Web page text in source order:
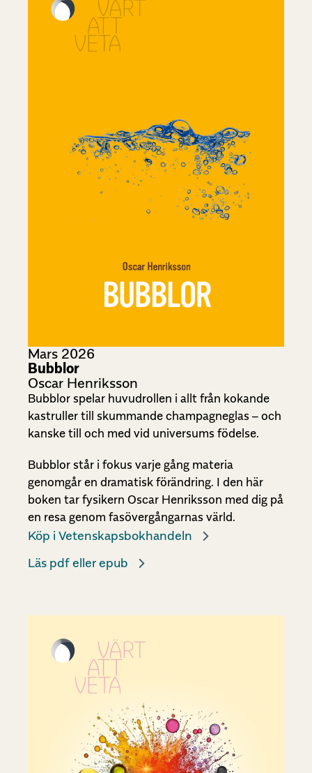
Mars 2026
Bubblor
Oscar Henriksson
Bubblor spelar huvudrollen i allt från kokande
kastruller till skummande champagneglas – och
kanske till och med vid universums födelse.
Bubblor står i fokus varje gång materia
genomgår en dramatisk förändring. I den här
boken tar fysikern Oscar Henriksson med dig på
en resa genom fasövergångarnas värld.
Köp i Vetenskapsbokhandeln
Läs pdf eller epub